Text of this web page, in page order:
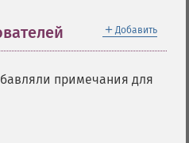
＋ Добавить
примечания для